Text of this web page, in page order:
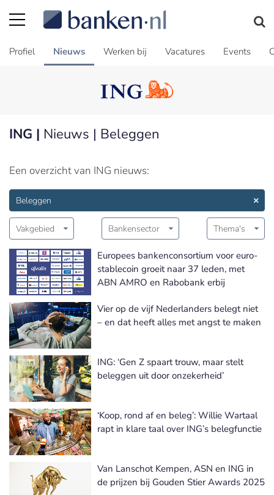
Profiel Nieuws Werken bij Vacatures Events
ING | Nieuws | Beleggen
Een overzicht van ING nieuws:
Beleggen
Vakgebied Bankensector Thema's
Europees bankenconsortium voor euro-
stablecoin groeit naar 37 leden, met
ABN AMRO en Rabobank erbij
Vier op de vijf Nederlanders belegt niet
– en dat heeft alles met angst te maken
ING: ‘Gen Z spaart trouw, maar stelt
beleggen uit door onzekerheid’
‘Koop, rond af en beleg’: Willie Wartaal
rapt in klare taal over ING’s belegfunctie
Van Lanschot Kempen, ASN en ING in
de prijzen bij Gouden Stier Awards 2025